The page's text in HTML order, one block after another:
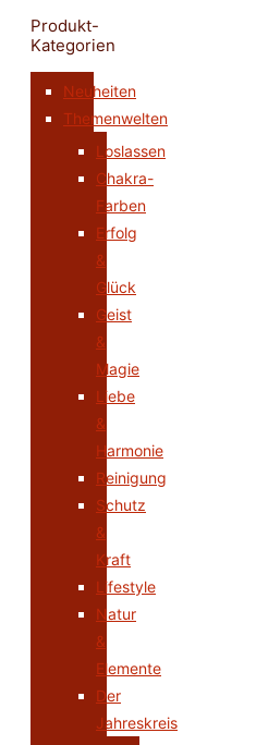
Produkt-
Kategorien
Neuheiten
Themenwelten
Loslassen
Chakra-
Farben
Erfolg
&
Glück
Geist
&
Magie
Liebe
&
Harmonie
Reinigung
Schutz
&
Kraft
Lifestyle
Natur
&
Elemente
Der
Jahreskreis